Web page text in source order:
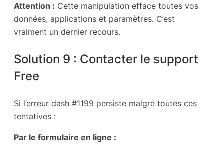
Attention : Cette manipulation efface toutes vos
données, applications et paramètres. C’est
vraiment un dernier recours.
Solution 9 : Contacter le support
Free
Si l’erreur dash #1199 persiste malgré toutes ces
tentatives :
Par le formulaire en ligne :